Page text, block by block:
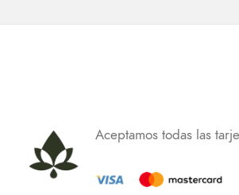
Aceptamos todas las